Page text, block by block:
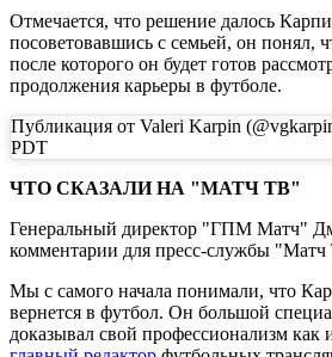
Отмечается, что решение далось
посоветовавшись с семьей, он понял,
после которого он будет готов
продолжения карьеры в футболе.
Публикация от Valeri Karpin
PDT
ЧТО СКАЗАЛИ НА "МАТЧ ТВ"
Генеральный директор "ГПМ Матч"
комментарии для пресс-службы "Матч
Мы с самого начала понимали, что
вернется в футбол. Он большой
доказывал свой профессионализм как